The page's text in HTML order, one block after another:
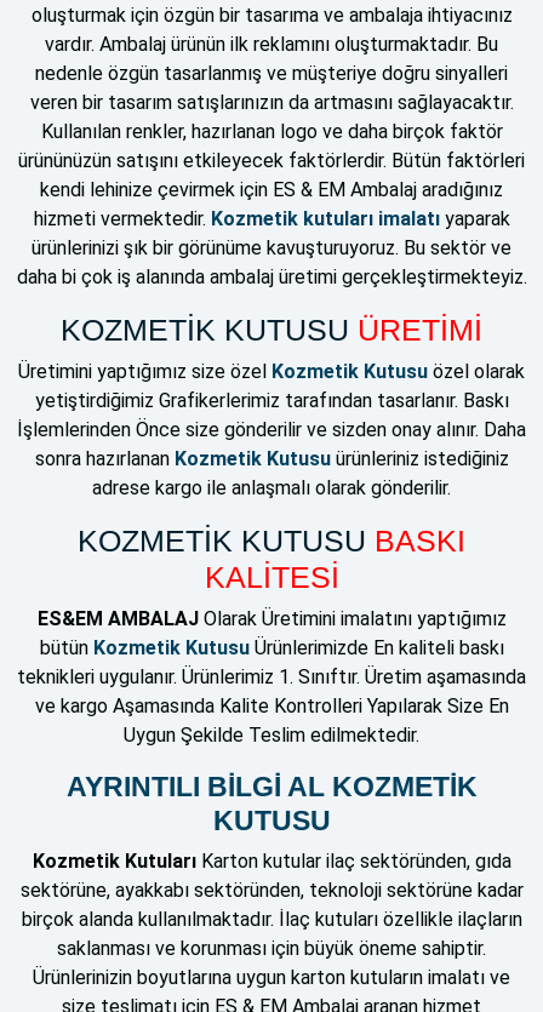
oluşturmak için özgün bir tasarıma ve ambalaja ihtiyacınız
vardır. Ambalaj ürünün ilk reklamını oluşturmaktadır. Bu
nedenle özgün tasarlanmış ve müşteriye doğru sinyalleri
veren bir tasarım satışlarınızın da artmasını sağlayacaktır.
Kullanılan renkler, hazırlanan logo ve daha birçok faktör
ürününüzün satışını etkileyecek faktörlerdir. Bütün faktörleri
kendi lehinize çevirmek için ES & EM Ambalaj aradığınız
hizmeti vermektedir. Kozmetik kutuları imalatıyaparak
ürünlerinizi şık bir görünüme kavuşturuyoruz. Bu sektör ve
daha bi çok iş alanında ambalaj üretimi gerçekleştirmekteyiz.
KOZMETİK KUTUSU ÜRETİMİ
Üretimini yaptığımız size özel Kozmetik Kutusu özel olarak
yetiştirdiğimiz Grafikerlerimiz tarafından tasarlanır. Baskı
İşlemlerinden Önce size gönderilir ve sizden onay alınır. Daha
sonra hazırlanan Kozmetik Kutusuürünleriniz istediğiniz
adrese kargo ile anlaşmalı olarak gönderilir.
KOZMETİK KUTUSU BASKI
KALİTESİ
ES&EM AMBALAJ Olarak Üretimini imalatını yaptığımız
bütün Kozmetik KutusuÜrünlerimizde En kaliteli baskı
teknikleri uygulanır. Ürünlerimiz 1. Sınıftır. Üretim aşamasında
ve kargo Aşamasında Kalite Kontrolleri Yapılarak Size En
Uygun Şekilde Teslim edilmektedir.
AYRINTILI BİLGİ AL KOZMETİK
KUTUSU
Kozmetik KutularıKarton kutular ilaç sektöründen, gıda
sektörüne, ayakkabı sektöründen, teknoloji sektörüne kadar
birçok alanda kullanılmaktadır. İlaç kutuları özellikle ilaçların
saklanması ve korunması için büyük öneme sahiptir.
Ürünlerinizin boyutlarına uygun karton kutuların imalatı ve
size teslimatı için ES & EM Ambalaj aranan hizmet